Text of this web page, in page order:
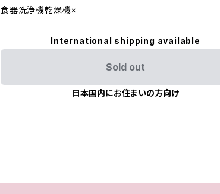
食器洗浄機乾燥機×
International shipping available
Sold out
日本国内にお住まいの方向け